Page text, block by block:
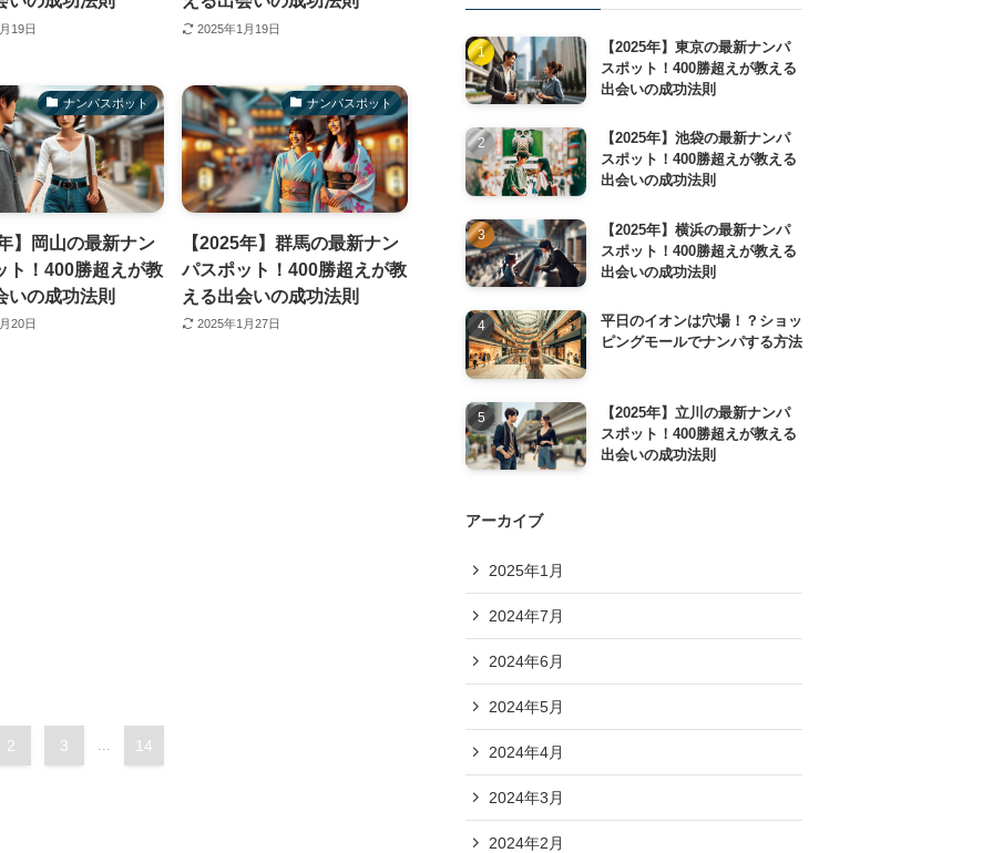
19日 2025年1月19日
ナンパスポット
】岡山の最新ナン
ト！400勝超えが教
いの成功法則
20日
ナンパスポット
【2025年】群馬の最新ナン
パスポット！400勝超えが教
える出会いの成功法則
2025年1月27日
2 3 14
【2025年】東京の最新ナンパ
スポット！400勝超えが教える
出会いの成功法則
【2025年】池袋の最新ナンパ
スポット！400勝超えが教える
出会いの成功法則
【2025年】横浜の最新ナンパ
スポット！400勝超えが教える
出会いの成功法則
平日のイオンは穴場！？ショッ
ピングモールでナンパする方法
【2025年】立川の最新ナンパ
スポット！400勝超えが教える
出会いの成功法則
アーカイブ
2025年1月
2024年7月
2024年6月
2024年5月
2024年4月
2024年3月
2024年2月